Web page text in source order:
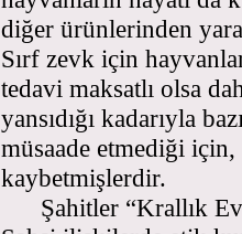
diğer ürünlerinden
Sırf zevk için
tedavi maksatlı olsa
yansıdığı kadarıyla
müsaade etmediği için,
kaybetmişlerdir.
Şahitler “Krallık